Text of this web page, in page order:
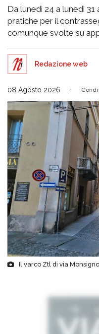
Da lunedì 24 a lunedì
pratiche per il
comunque svolte su
Redazione web
08 Agosto 2026
Il varco Ztl di via